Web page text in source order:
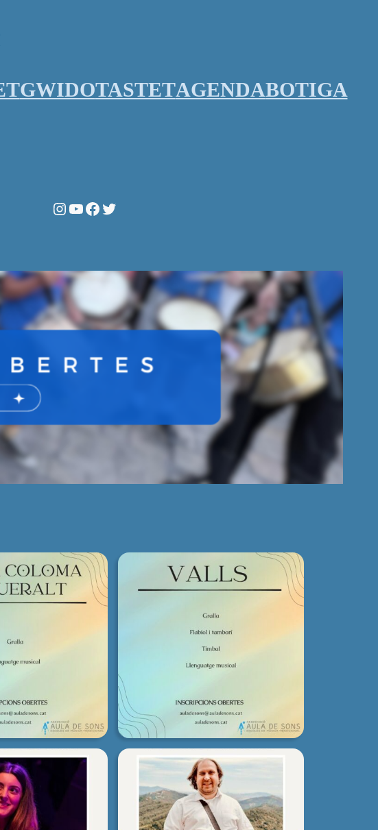
GWIDOTASTETAGENDABOTIGA
Instagram
YouTube
Facebook
Twitter